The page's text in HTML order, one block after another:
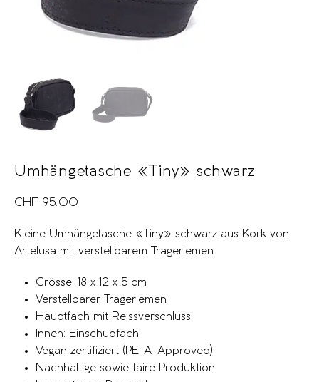
Umhängetasche «Tiny» schwarz
CHF 95.00
Kleine Umhängetasche «Tiny» schwarz aus Kork von
Artelusa mit verstellbarem Trageriemen.
Grösse: 18 x 12 x 5 cm
Verstellbarer Trageriemen
Hauptfach mit Reissverschluss
Innen: Einschubfach
Vegan zertifiziert (PETA-Approved)
Nachhaltige sowie faire Produktion